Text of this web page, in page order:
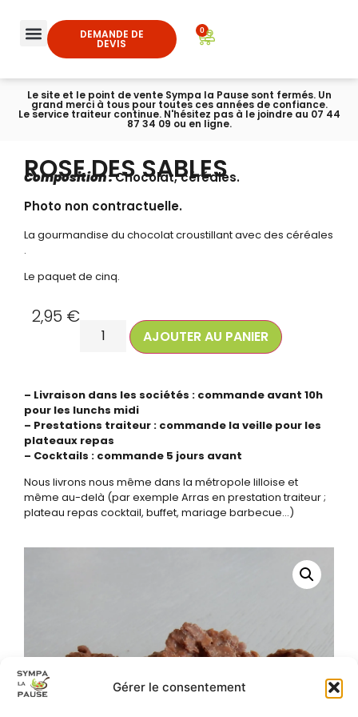
Gérer le consentement
DEMANDE DE
DEVIS
0
Le site et le point de vente Sympa la Pause sont fermés. Un
grand merci à tous pour toutes ces années de confiance.
Le service traiteur continue. N'hésitez pas à le joindre au 07 44
87 34 09 ou en ligne.
ROSE DES SABLES
Composition :Chocolat, céréales.
Photo non contractuelle.
La gourmandise du chocolat croustillant avec des céréales
.
Le paquet de cinq.
2,95 €
AJOUTER AU PANIER
– Livraison dans les sociétés : commande avant 10h
pour les lunchs midi
– Prestations traiteur : commande la veille pour les
plateaux repas
– Cocktails : commande 5 jours avant
Nous livrons nous même dans la métropole lilloise et
même au-delà (par exemple Arras en prestation traiteur ;
plateau repas cocktail, buffet, mariage barbecue…)